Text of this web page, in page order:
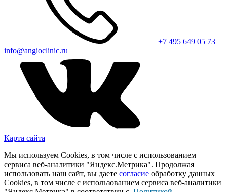
+7 495 649 05 73
info@angioclinic.ru
Карта сайта
Мы используем Cookies, в том числе с использованием
сервиса веб-аналитики "Яндекс.Метрика". Продолжая
использовать наш сайт, вы даете согласие обработку данных
Cookies, в том числе с использованием сервиса веб-аналитики